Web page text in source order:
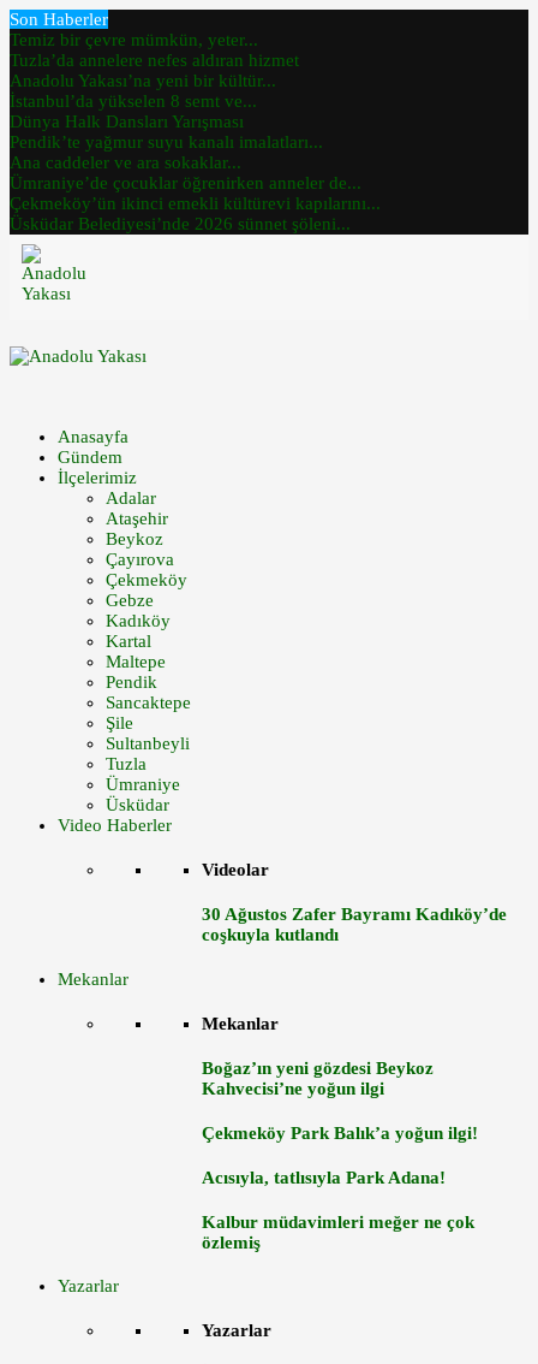
Son Haberler
Temiz bir çevre mümkün, yeter...
Tuzla’da annelere nefes aldıran hizmet
Anadolu Yakası’na yeni bir kültür...
İstanbul’da yükselen 8 semt ve...
Dünya Halk Dansları Yarışması
Pendik’te yağmur suyu kanalı imalatları...
Ana caddeler ve ara sokaklar...
Ümraniye’de çocuklar öğrenirken anneler de...
Çekmeköy’ün ikinci emekli kültürevi kapılarını...
Üsküdar Belediyesi’nde 2026 sünnet şöleni...
Anasayfa
Gündem
İlçelerimiz
Adalar
Ataşehir
Beykoz
Çayırova
Çekmeköy
Gebze
Kadıköy
Kartal
Maltepe
Pendik
Sancaktepe
Şile
Sultanbeyli
Tuzla
Ümraniye
Üsküdar
Video Haberler
Videolar
30 Ağustos Zafer Bayramı Kadıköy’de
coşkuyla kutlandı
Mekanlar
Mekanlar
Boğaz’ın yeni gözdesi Beykoz
Kahvecisi’ne yoğun ilgi
Çekmeköy Park Balık’a yoğun ilgi!
Acısıyla, tatlısıyla Park Adana!
Kalbur müdavimleri meğer ne çok
özlemiş
Yazarlar
Yazarlar